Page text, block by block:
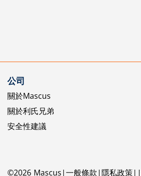
公司
關於Mascus
關於利氏兄弟
安全性建議
©2026 Mascus 一般條款 隱私政策